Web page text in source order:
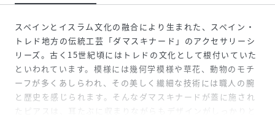
スペインとイスラム文化の融合により生まれた、スペイン・
トレド地方の伝統工芸「ダマスキナード」のアクセサリーシ
リーズ。古く15世紀頃にはトレドの文化として根付いていた
といわれています。模様には幾何学模様や草花、動物のモチ
ーフが多くあしらわれ、その美しく繊細な技術には職人の腕
と歴史を感じられます。そんなダマスキナードが蓋に施され
たピアスは、耳たぶに収まりながらもデザインがしっかりと